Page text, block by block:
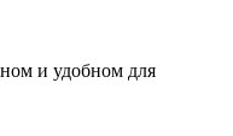
и удобном для